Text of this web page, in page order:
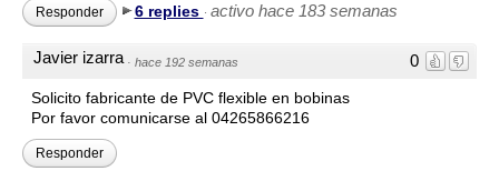
Responder 6 replies · activo hace 183 semanas
0
Javier izarra · hace 192 semanas
Solicito fabricante de PVC flexible en bobinas
Por favor comunicarse al 04265866216
Responder